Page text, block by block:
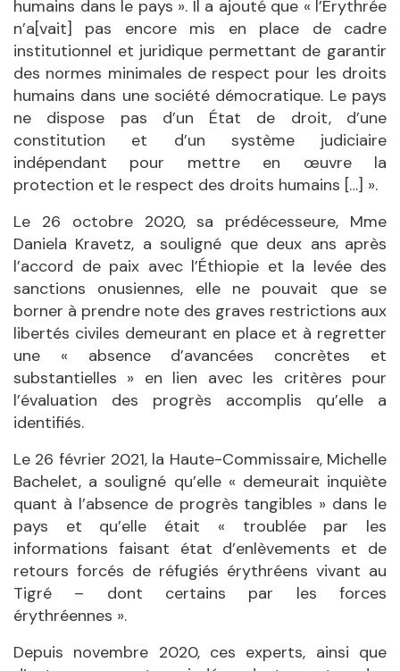
humains dans le pays ». Il a ajouté que « l’Érythrée
n’a[vait] pas encore mis en place de cadre
institutionnel et juridique permettant de garantir
des normes minimales de respect pour les droits
humains dans une société démocratique. Le pays
ne dispose pas d’un État de droit, d’une
constitution et d’un système judiciaire
indépendant pour mettre en œuvre la
protection et le respect des droits humains […] ».
Le 26 octobre 2020, sa prédécesseure, Mme
Daniela Kravetz, a souligné que deux ans après
l’accord de paix avec l’Éthiopie et la levée des
sanctions onusiennes, elle ne pouvait que se
borner à prendre note des graves restrictions aux
libertés civiles demeurant en place et à regretter
une « absence d’avancées concrètes et
substantielles » en lien avec les critères pour
l’évaluation des progrès accomplis qu’elle a
identifiés.
Le 26 février 2021, la Haute-Commissaire, Michelle
Bachelet, a souligné qu’elle « demeurait inquiète
quant à l’absence de progrès tangibles » dans le
pays et qu’elle était « troublée par les
informations faisant état d’enlèvements et de
retours forcés de réfugiés érythréens vivant au
Tigré – dont certains par les forces
érythréennes ».
Depuis novembre 2020, ces experts, ainsi que